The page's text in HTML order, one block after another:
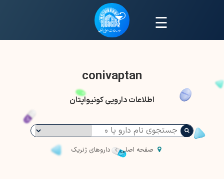
☰
conivaptan
اطلاعات دارویی کونیواپتان
صفحه اصلی داروهای ژنریک